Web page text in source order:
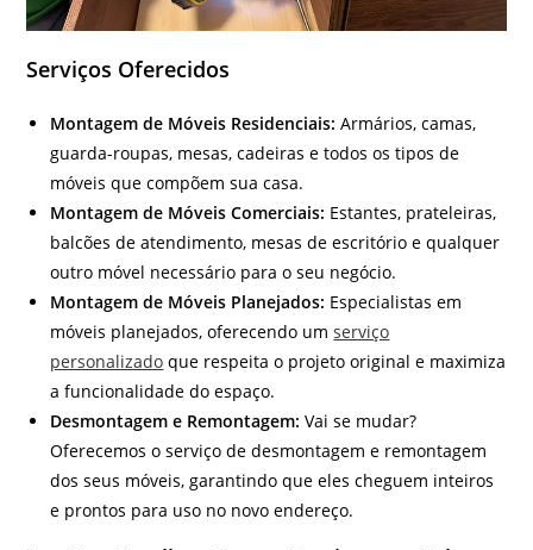
Serviços Oferecidos
Montagem de Móveis Residenciais: Armários, camas,
guarda-roupas, mesas, cadeiras e todos os tipos de
móveis que compõem sua casa.
Montagem de Móveis Comerciais: Estantes, prateleiras,
balcões de atendimento, mesas de escritório e qualquer
outro móvel necessário para o seu negócio.
Montagem de Móveis Planejados: Especialistas em
móveis planejados, oferecendo umserviço
personalizado que respeita o projeto original e maximiza
a funcionalidade do espaço.
Desmontagem e Remontagem: Vai se mudar?
Oferecemos o serviço de desmontagem e remontagem
dos seus móveis, garantindo que eles cheguem inteiros
e prontos para uso no novo endereço.